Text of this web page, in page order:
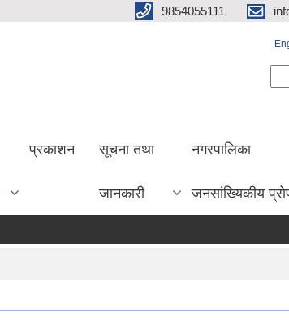
9854055111
प्रकाशन सूचना तथा
जानकारी
नगरपालिका
जनसांख्यिकीय